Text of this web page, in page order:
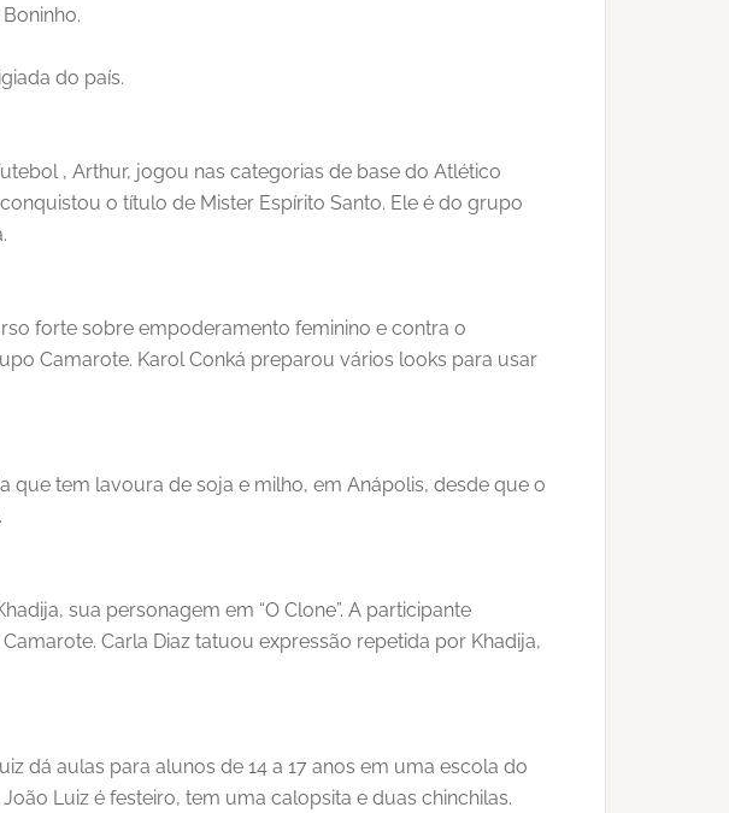
do país.
, Arthur, jogou nas categorias de base do Atlético
o título de Mister Espírito Santo. Ele é do grupo
forte sobre empoderamento feminino e contra o
Camarote. Karol Conká preparou vários looks para usar
que tem lavoura de soja e milho, em Anápolis, desde que o
sua personagem em “O Clone”. A participante
Carla Diaz tatuou expressão repetida por Khadija,
dá aulas para alunos de 14 a 17 anos em uma escola do
Luiz é festeiro, tem uma calopsita e duas chinchilas.